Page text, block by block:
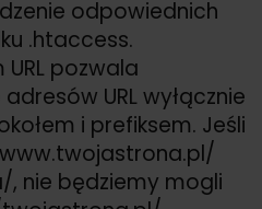
odpowiednich
.htaccess.
URL pozwala
URL wyłącznie
i prefiksem. Jeśli
www.twojastrona.pl/
, nie będziemy mogli